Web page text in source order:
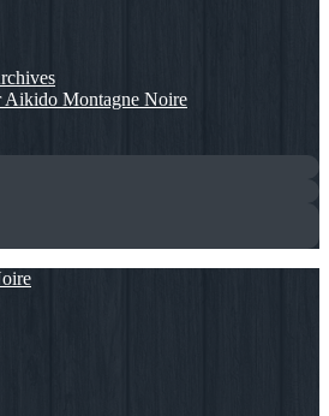
Aikido Montagne Noire